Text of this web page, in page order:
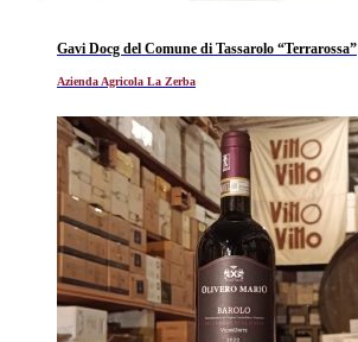
Gavi Docg del Comune di Tassarolo “Terrarossa”
Azienda Agricola La Zerba